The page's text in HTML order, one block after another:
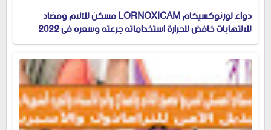
دواء لورنوكسيكام LORNOXICAM مسكن للآلام ومضاد
للالتهابات خافض للحرارة استخداماته جرعته وسعره في 2022
والبديل